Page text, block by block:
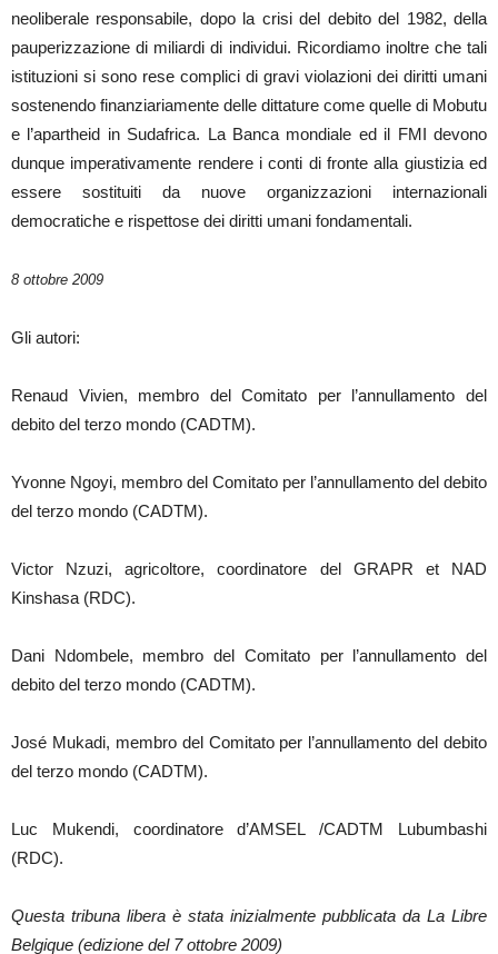
neoliberale responsabile, dopo la crisi del debito del 1982, della
pauperizzazione di miliardi di individui. Ricordiamo inoltre che tali
istituzioni si sono rese complici di gravi violazioni dei diritti umani
sostenendo finanziariamente delle dittature come quelle di Mobutu
e l’apartheid in Sudafrica. La Banca mondiale ed il FMI devono
dunque imperativamente rendere i conti di fronte alla giustizia ed
essere sostituiti da nuove organizzazioni internazionali
democratiche e rispettose dei diritti umani fondamentali.
8 ottobre 2009
Gli autori:
Renaud Vivien, membro del Comitato per l’annullamento del
debito del terzo mondo (CADTM).
Yvonne Ngoyi, membro del Comitato per l’annullamento del debito
del terzo mondo (CADTM).
Victor Nzuzi, agricoltore, coordinatore del GRAPR et NAD
Kinshasa (RDC).
Dani Ndombele, membro del Comitato per l’annullamento del
debito del terzo mondo (CADTM).
José Mukadi, membro del Comitato per l’annullamento del debito
del terzo mondo (CADTM).
Luc Mukendi, coordinatore d’AMSEL /CADTM Lubumbashi
(RDC).
Questa tribuna libera è stata inizialmente pubblicata da La Libre
Belgique (edizione del 7 ottobre 2009)